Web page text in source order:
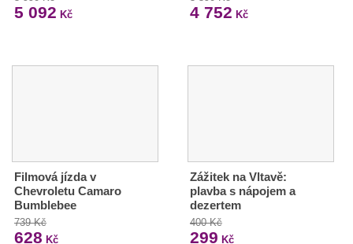
5 092 Kč 4 752 Kč
Filmová jízda v
Chevroletu Camaro
Bumblebee
739 Kč
628 Kč
Zážitek na Vltavě:
plavba s nápojem a
dezertem
400 Kč
299 Kč